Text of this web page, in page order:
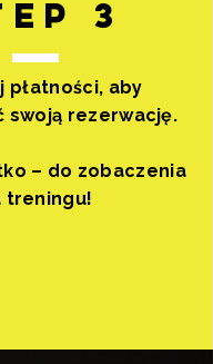
3
płatności, aby
swoją rezerwację.
– do zobaczenia
treningu!